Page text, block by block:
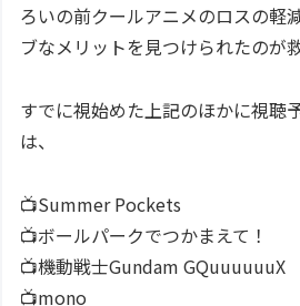
ろいの前クールアニメのロスの軽
ブなメリットを見つけられたのが
すでに視始めた上記のほかに視聴
は、
📺Summer Pockets
📺ボールパークでつかまえて！
📺機動戦士Gundam GQuuuuuuX
📺mono